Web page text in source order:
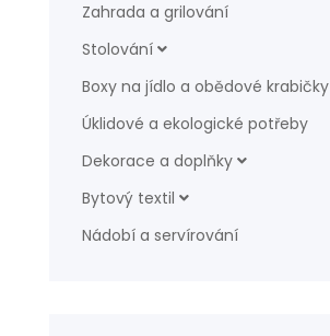
Zahrada a grilování
Stolování
Boxy na jídlo a obědové krabičky
Úklidové a ekologické potřeby
Dekorace a doplňky
Bytový textil
Nádobí a servírování